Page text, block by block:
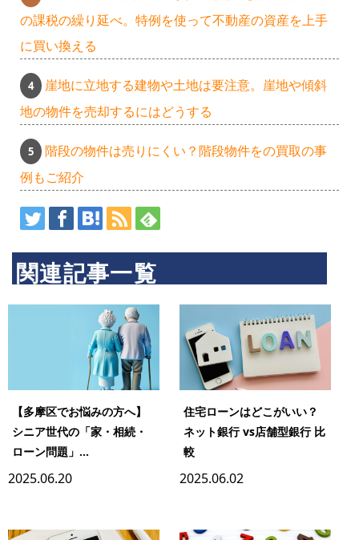
の課税の繰り延べ。特例を使って不動産の資産を上手
に買い換える
崖地に立地する建物や土地は要注意。崖地や傾斜
地の物件を売却するにはどうする
階段の物件は売りにくい？階段物件をの買取の事
例もご紹介
関連記事一覧
【多摩区でお悩みの方へ】
シニア世代の「家・相続・
ローン問題」...
2025.06.20
住宅ローンはどこがいい？
ネット銀行 vs店舗型銀行 比
較
2025.06.02